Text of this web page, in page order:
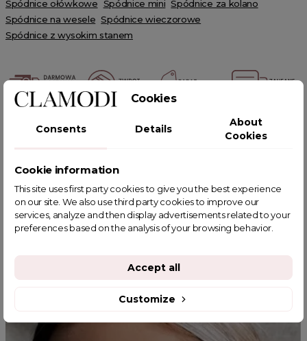
Spódnice ołówkowe Spódnice mini Spódnice za kolano
Spódnice na wesele Spódnice wieczorowe
Spódnice z wysokim stanem
POWIĄZANE TAGI
YOU MIGHT ALSO LIKE
Cookies
Consents Details
About
Cookies
Cookie information
This site uses first party cookies to give you the best experience
on our site. We also use third party cookies to improve our
services, analyze and then display advertisements related to your
preferences based on the analysis of your browsing behavior.
Customize
Accept all